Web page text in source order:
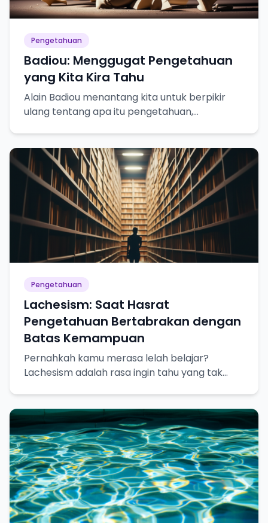
Pengetahuan
Badiou: Menggugat Pengetahuan
yang Kita Kira Tahu
Alain Badiou menantang kita untuk berpikir
ulang tentang apa itu pengetahuan,
Pengetahuan
Lachesism: Saat Hasrat
Pengetahuan Bertabrakan dengan
Batas Kemampuan
Pernahkah kamu merasa lelah belajar?
Lachesism adalah rasa ingin tahu yang tak